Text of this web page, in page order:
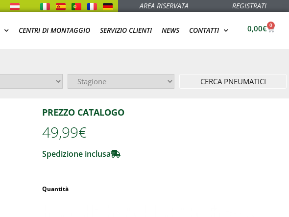
AREA RISERVATA REGISTRATI
CENTRI DI MONTAGGIO SERVIZIO CLIENTI NEWS CONTATTI 0,00€ 0
CERCA PNEUMATICI
PREZZO CATALOGO
49,99€
Spedizione inclusa
Quantità